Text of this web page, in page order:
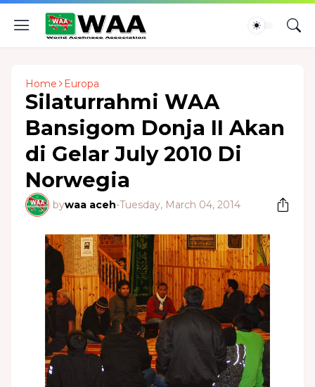
Home Europa
Silaturrahmi WAA
Bansigom Donja II Akan
di Gelar July 2010 Di
Norwegia
bywaa aceh-Tuesday, March 04, 2014